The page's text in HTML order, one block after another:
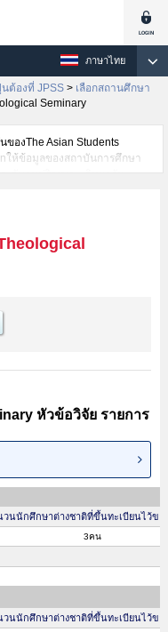
ภาษาไทย
ต้องที่ JPSS > เลือกสถานศึกษา
Seminary
ของThe Asian Students
ให้ข้อมูลของสถาบันการศึกษา
ะดับอนุปริญญา・วิทยาลัย
มูลของแต่ละสาขาวิจัย,ข้อมูล
รหรือจำนวนคนที่ผ่านการสอบ
ไว้ด้วยดังนั้นขอเชิญใช้บริการ
หัวข้อวิจัย รายการ
วนนักศึกษาต่างชาติที่ขึ้นทะเบียนไว้ขอ
3คน
วนนักศึกษาต่างชาติที่ขึ้นทะเบียนไว้ขอ